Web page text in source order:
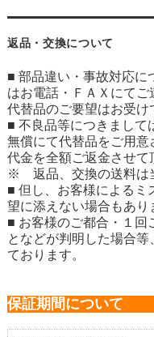
返品・交換について
■ 部品違い・事故対応に
はお電話・ＦＡＸにて
代替品のご要望はお受
■ 不良品等につきまして
無償にて代替品をご用
代金を全額ご返金させて
※ 返品、交換の送料は
■ 但し、お客様によるミ
望に添えない場合もあり
■ お客様のご都合・１回
となどが判明した場合
ております。
保証期間について